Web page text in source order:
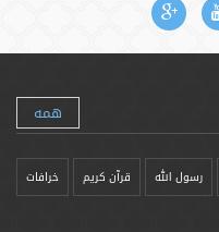
همه
رسول الله قرآن کریم خرافات